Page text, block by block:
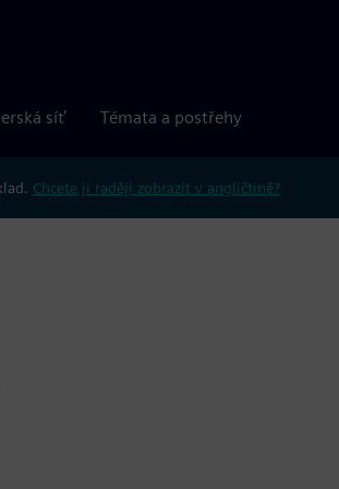
síť Témata a postřehy
Chcete ji raději zobrazit v angličtině?